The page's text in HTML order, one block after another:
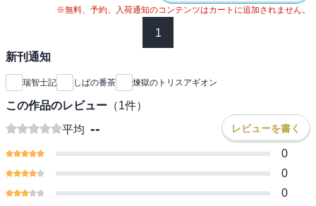
※無料、予約、入荷通知のコンテンツはカートに追加されません。
1
新刊通知
瑞智士記 しばの番茶 煉獄のトリスアギオン
この作品のレビュー （1件）
平均 -- レビューを書く
0
0
0